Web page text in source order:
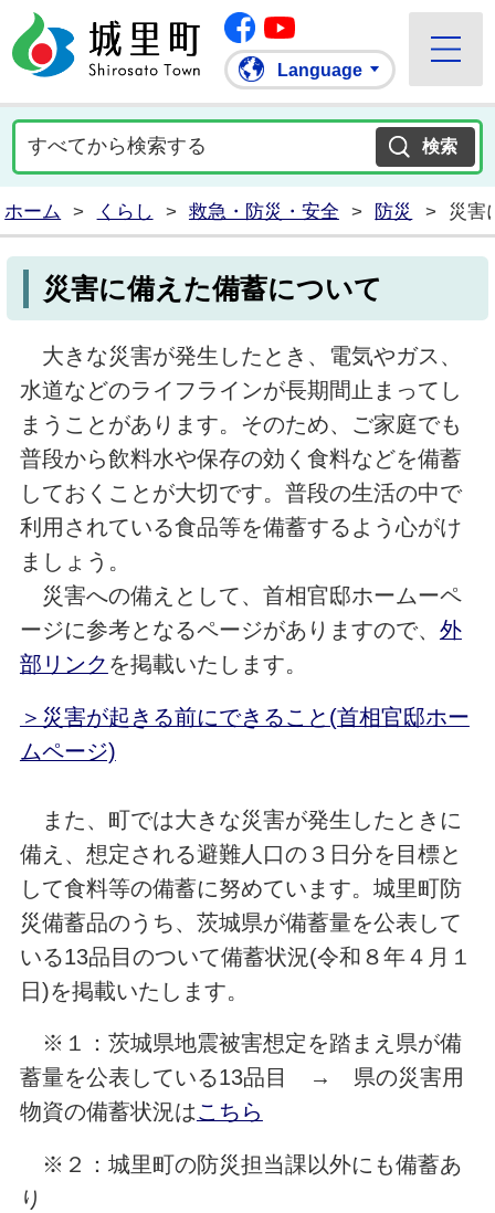
城里町ホームページ
Facebook
Language
ホーム > くらし > 救急・防災・安全 > 防災 > 災害
災害に備えた備蓄について
大きな災害が発生したとき、電気やガス、
水道などのライフラインが長期間止まってし
まうことがあります。そのため、ご家庭でも
普段から飲料水や保存の効く食料などを備蓄
しておくことが大切です。普段の生活の中で
利用されている食品等を備蓄するよう心がけ
ましょう。
災害への備えとして、首相官邸ホームーペ
ージに参考となるページがありますので、 外
部リンク を掲載いたします。
＞災害が起きる前にできること(首相官邸ホー
ムページ)
また、町では大きな災害が発生したときに
備え、想定される避難人口の３日分を目標と
して食料等の備蓄に努めています。城里町防
災備蓄品のうち、茨城県が備蓄量を公表して
いる13品目のついて備蓄状況(令和８年４月１
日)を掲載いたします。
※１：茨城県地震被害想定を踏まえ県が備
蓄量を公表している13品目 → 県の災害用
物資の備蓄状況はこちら
※２：城里町の防災担当課以外にも備蓄あ
り